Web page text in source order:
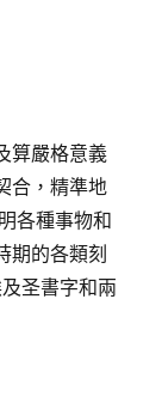
算嚴格意義
合，精準地
各種事物和
期的各類刻
圣書字和兩